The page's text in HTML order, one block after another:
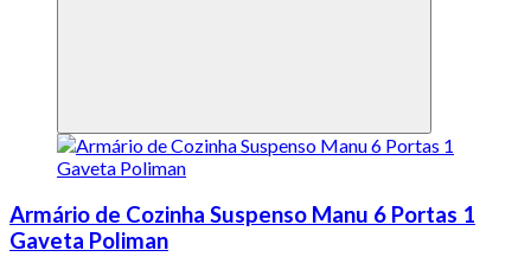
Armário de Cozinha Suspenso Manu 6 Portas 1
Gaveta Poliman